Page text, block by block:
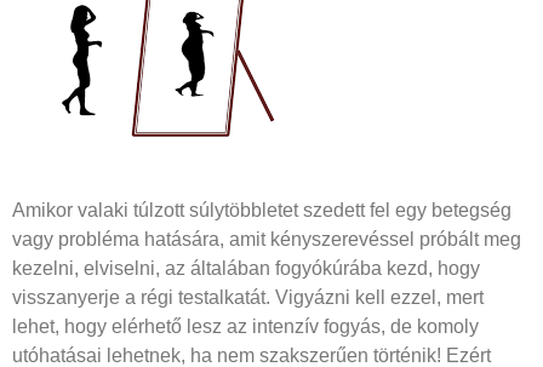
Amikor valaki túlzott súlytöbbletet szedett fel egy betegség
vagy probléma hatására, amit kényszerevéssel próbált meg
kezelni, elviselni, az általában fogyókúrába kezd, hogy
visszanyerje a régi testalkatát. Vigyázni kell ezzel, mert
lehet, hogy elérhető lesz az intenzív fogyás, de komoly
utóhatásai lehetnek, ha nem szakszerűen történik! Ezért